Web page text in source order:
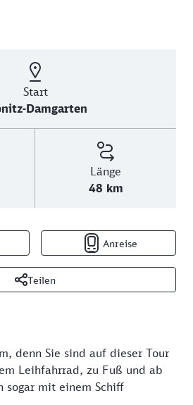
Start
Damgarten
Länge
48 km
Anreise
Teilen
denn Sie sind auf dieser Tour
Leihfahrrad, zu Fuß und ab
sogar mit einem Schiff